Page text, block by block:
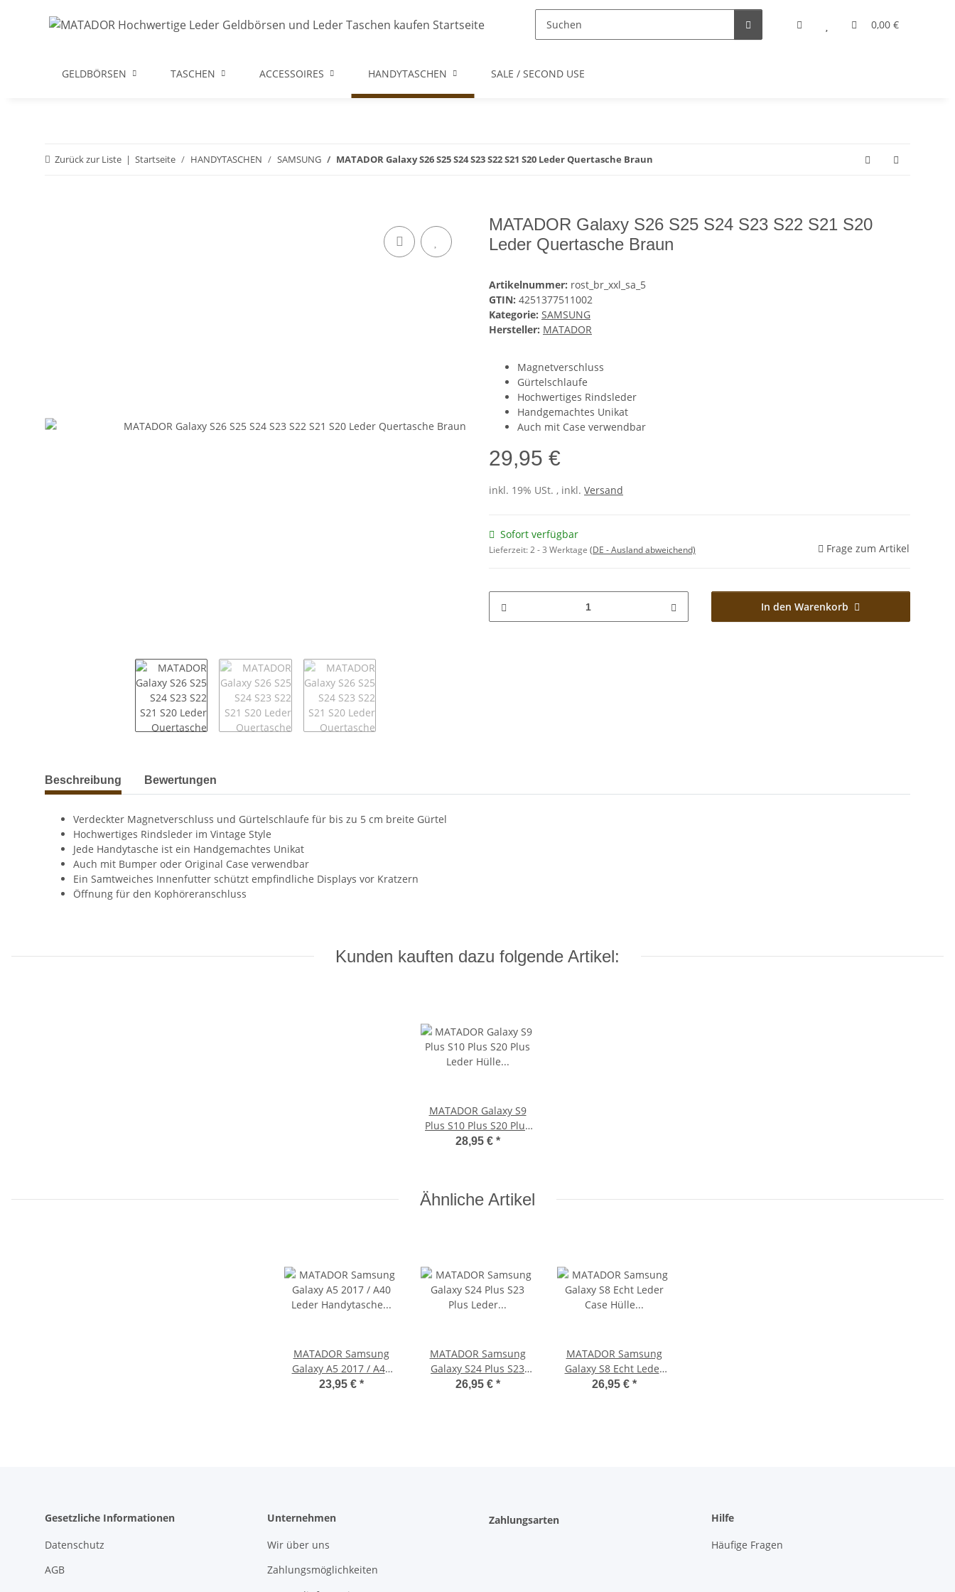
0,00 €
GELDBÖRSEN TASCHEN ACCESSOIRES HANDYTASCHEN SALE / SECOND USE
Zurück zur Liste Startseite HANDYTASCHEN SAMSUNG MATADOR Galaxy S26 S25 S24 S23 S22 S21 S20 Leder Quertasche Braun
MATADOR Galaxy S26 S25 S24 S23 S22 S21 S20
Leder Quertasche Braun
Artikelnummer: rost_br_xxl_sa_5
GTIN: 4251377511002
Kategorie: SAMSUNG
Hersteller: MATADOR
Magnetverschluss
Gürtelschlaufe
Hochwertiges Rindsleder
Handgemachtes Unikat
Auch mit Case verwendbar
29,95 €
inkl. 19% USt. , inkl. Versand
Sofort verfügbar
Lieferzeit:2 - 3 Werktage (DE - Ausland abweichend) Frage zum Artikel
In den Warenkorb
weitere Registerkarten anzeigen
Beschreibung Bewertungen
Verdeckter Magnetverschluss und Gürtelschlaufe für bis zu 5 cm breite Gürtel
Hochwertiges Rindsleder im Vintage Style
Jede Handytasche ist ein Handgemachtes Unikat
Auch mit Bumper oder Original Case verwendbar
Ein Samtweiches Innenfutter schützt empfindliche Displays vor Kratzern
Öffnung für den Kophöreranschluss
Kunden kauften dazu folgende Artikel:
MATADOR Galaxy S9
Plus S10 Plus S20 Plus
Leder Hülle Case Quer
28,95 € *
Ähnliche Artikel
MATADOR Samsung
Galaxy A5 2017 / A40
Leder Handytasche Clip
23,95 € *
MATADOR Samsung
Galaxy S24 Plus S23
Plus Leder
26,95 € *
MATADOR Samsung
Galaxy S8 Echt Leder
Case Hülle Schlaufe
26,95 € *
Gesetzliche Informationen
Datenschutz
AGB
Unternehmen
Wir über uns
Zahlungsmöglichkeiten
Zahlungsarten Hilfe
Häufige Fragen